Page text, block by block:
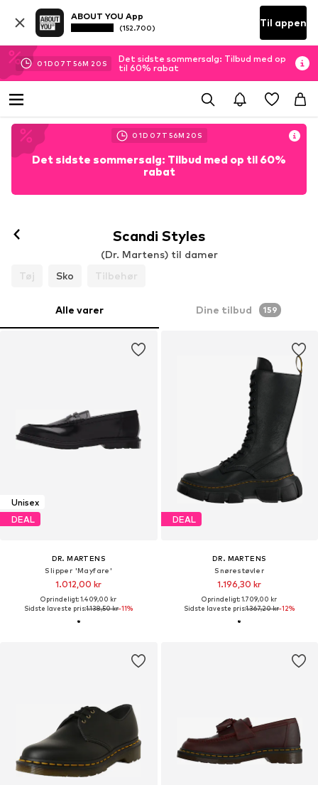
ABOUT YOU App
(152.700) Til appen
01D 07 T 56M 19 S
Det sidste sommersalg: Tilbud med op
til 60% rabat
01D 07 T 56M 19 S
Det sidste sommersalg: Tilbud med op til 60%
rabat
Scandi Styles
(Dr. Martens) til damer
Tøj
Sko Tilbehør
Alle varer Dine tilbud 159
Unisex
DEAL
DR. MARTENS
Slipper 'Mayfare'
1.012,00 kr
Oprindeligt: 1.409,00 kr
Sidste laveste pris:1.138,50 kr-11%
DEAL
DR. MARTENS
Snørestøvler
1.196,30 kr
Oprindeligt: 1.709,00 kr
Sidste laveste pris:1.367,20 kr-12%